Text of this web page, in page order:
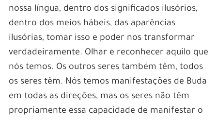
nossa língua, dentro dos significados ilusórios,
dentro dos meios hábeis, das aparências
ilusórias, tomar isso e poder nos transformar
verdadeiramente. Olhar e reconhecer aquilo que
nós temos. Os outros seres também têm, todos
os seres têm. Nós temos manifestações de Buda
em todas as direções, mas os seres não têm
propriamente essa capacidade de manifestar o